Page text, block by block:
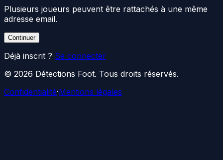
Plusieurs joueurs peuvent être rattachés à une même
adresse email.
Continuer
Déjà inscrit ? Se connecter
© 2026 Détections Foot. Tous droits réservés.
Confidentialité·Mentions légales